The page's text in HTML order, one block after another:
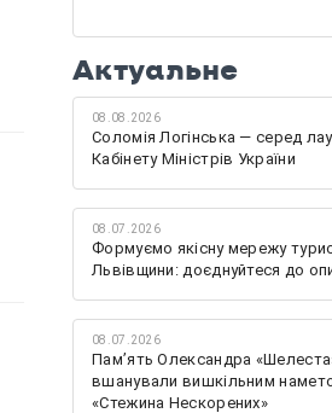
Актуальне
08.08.2026
Соломія Логінська — серед
Кабінету Міністрів України
08.07.2026
Формуємо якісну мережу
Львівщини: доєднуйтеся до
08.07.2026
Памʼять Олександра
вшанували вишкільним
«Стежина Нескорених»